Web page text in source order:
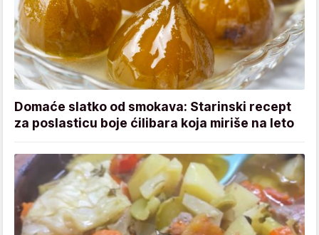
Domaće slatko od smokava: Starinski recept
za poslasticu boje ćilibara koja miriše na leto